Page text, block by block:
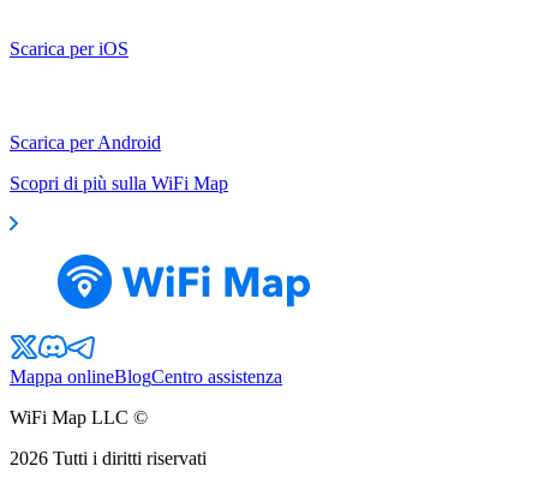
Scarica per iOS
Scarica per Android
Scopri di più sulla WiFi Map
Mappa onlineBlogCentro assistenza
WiFi Map LLC ©
2026 Tutti i diritti riservati